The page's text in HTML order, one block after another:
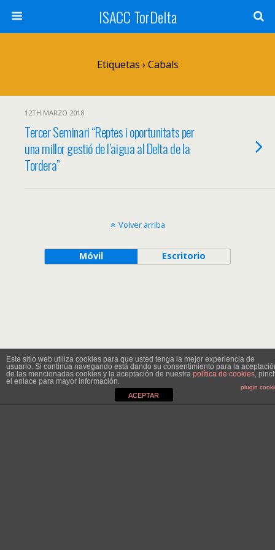
ISACC TorDelta
Etiquetas › Cabals
12TH MARZO 2018
Tercer Seminari “Reptes i oportunitats per
una millor gestió de l’aigua al Delta de la
Tordera”
Volver arriba
Móvil Escritorio
Este sitio web utiliza cookies para que usted tenga la mejor experiencia de
usuario. Si continúa navegando está dando su consentimiento para la
de las mencionadas cookies y la aceptación de nuestra política de cookies,
el enlace para mayor información.
plugin
ACEPTAR